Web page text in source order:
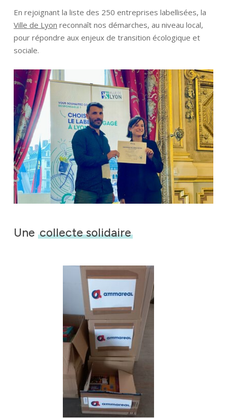
En rejoignant la liste des 250 entreprises labellisées, la
Ville de Lyon reconnaît nos démarches, au niveau local,
pour répondre aux enjeux de transition écologique et
sociale.
Une collecte solidaire